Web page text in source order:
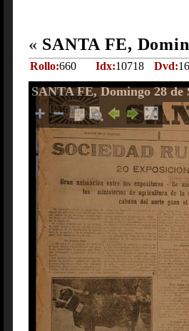
« SANTA FE,
Rollo:660 Idx:10718 Dvd:16
SANTA FE, Domingo 28 de